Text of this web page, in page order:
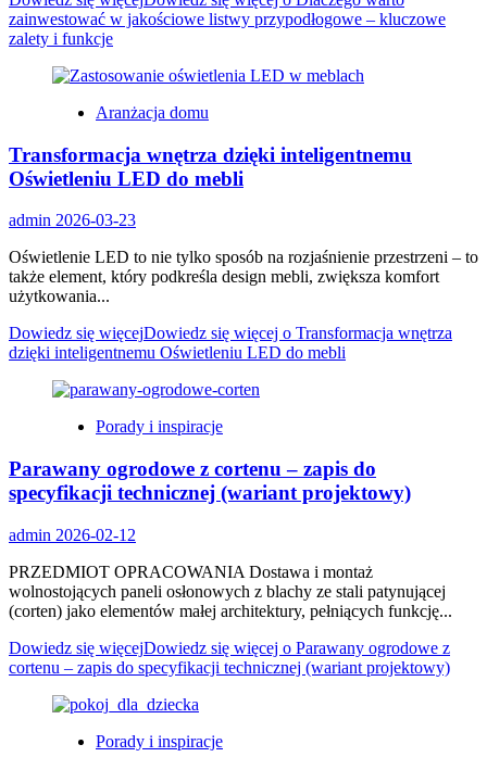
zainwestować w jakościowe listwy przypodłogowe – kluczowe
zalety i funkcje
Aranżacja domu
Transformacja wnętrza dzięki inteligentnemu
Oświetleniu LED do mebli
admin 2026-03-23
Oświetlenie LED to nie tylko sposób na rozjaśnienie przestrzeni – to
także element, który podkreśla design mebli, zwiększa komfort
użytkowania...
Dowiedz się więcejDowiedz się więcej o Transformacja wnętrza
dzięki inteligentnemu Oświetleniu LED do mebli
Porady i inspiracje
Parawany ogrodowe z cortenu – zapis do
specyfikacji technicznej (wariant projektowy)
admin 2026-02-12
PRZEDMIOT OPRACOWANIA Dostawa i montaż
wolnostojących paneli osłonowych z blachy ze stali patynującej
(corten) jako elementów małej architektury, pełniących funkcję...
Dowiedz się więcejDowiedz się więcej o Parawany ogrodowe z
cortenu – zapis do specyfikacji technicznej (wariant projektowy)
Porady i inspiracje